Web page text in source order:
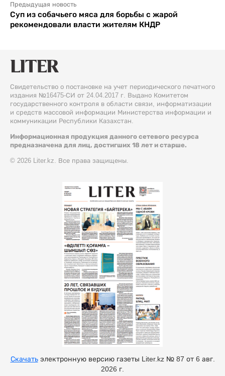
Предыдущая новость
Суп из собачьего мяса для борьбы с жарой
рекомендовали власти жителям КНДР
Свидетельство о постановке на учет периодического печатного
издания №16475-СИ от 24.04.2017 г. Выдано Комитетом
государственного контроля в области связи, информатизации
и средств массовой информации Министерства информации и
коммуникации Республики Казахстан.
Информационная продукция данного сетевого ресурса
предназначена для лиц, достигших 18 лет и старше.
© 2026 Liter.kz. Все права защищены.
Скачатьэлектронную версию газеты Liter.kz № 87 от 6 авг.
2026 г.